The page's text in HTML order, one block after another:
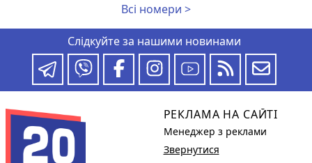
Всі номери >
Слідкуйте за нашими новинами
РЕКЛАМА НА САЙТІ
Менеджер з реклами
Звернутися